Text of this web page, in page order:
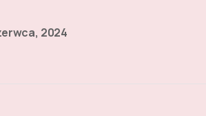
2024